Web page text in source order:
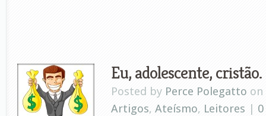
Eu, adolescente, cristão.
Posted by Perce Polegatto on
Artigos, Ateísmo, Leitores |